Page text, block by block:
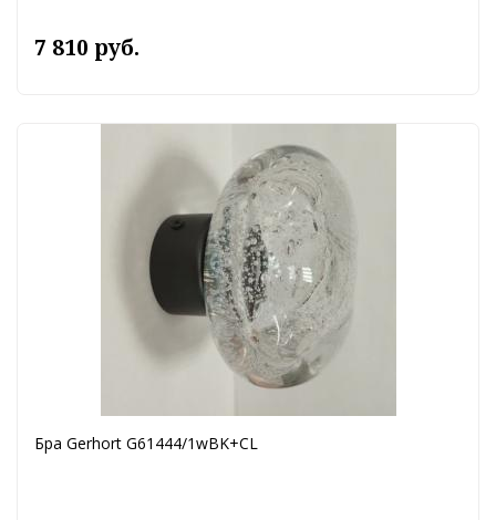
7 810 руб.
Бра Gerhort G61444/1wBK+CL